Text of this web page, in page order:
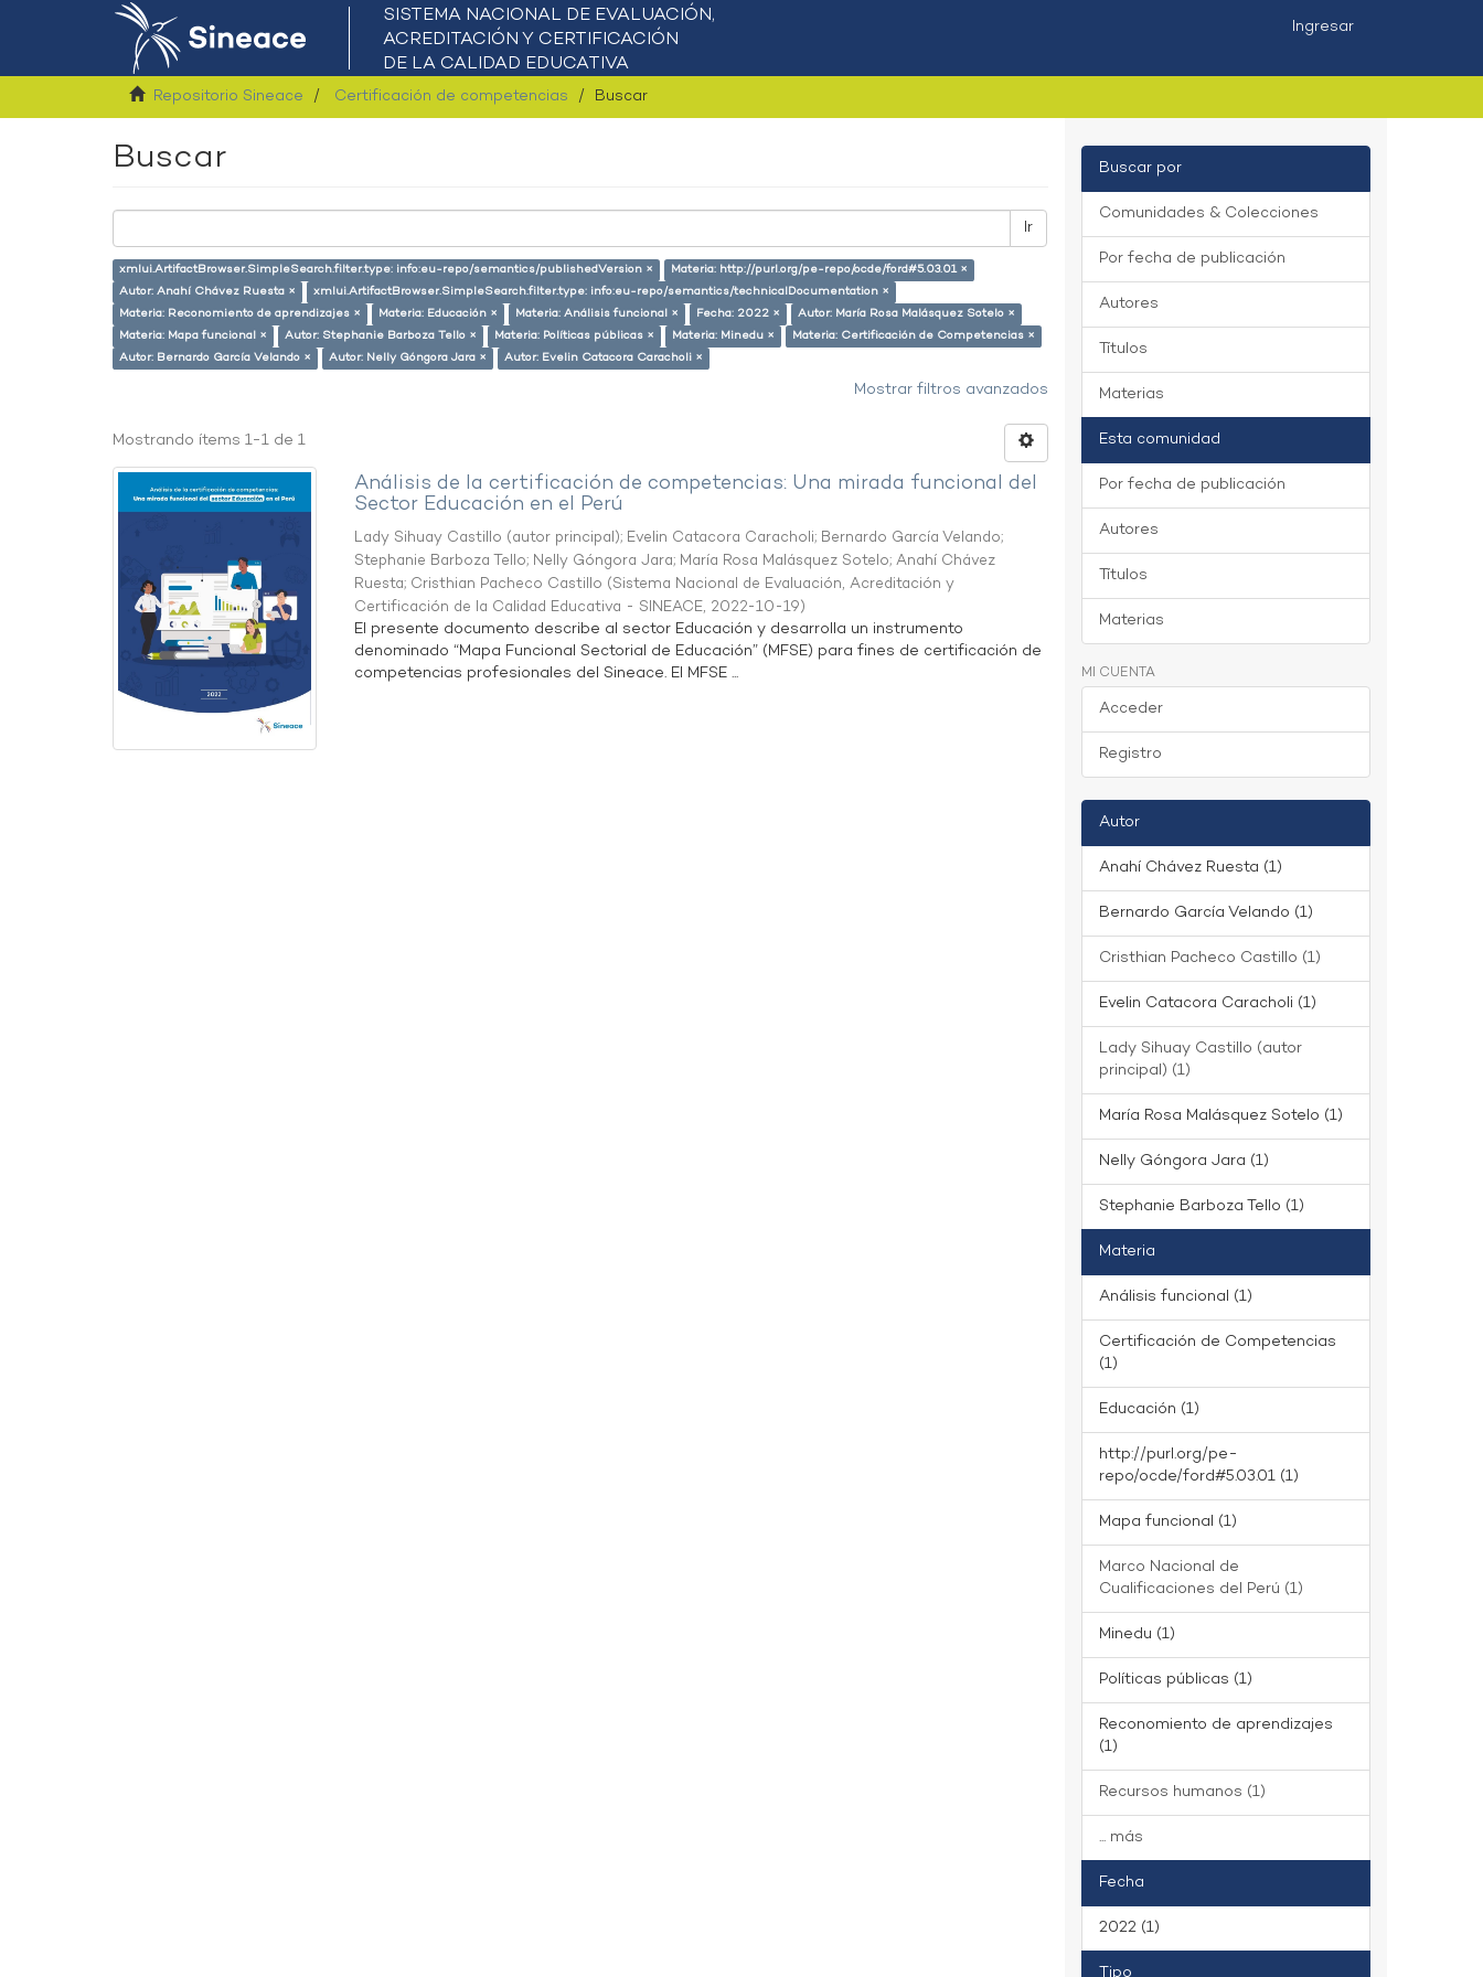
Ingresar
Repositorio Sineace Certificación de competencias Buscar
Buscar
Ir
xmlui.ArtifactBrowser.SimpleSearch.filter.type: info:eu-repo/semantics/publishedVersion ×
Materia: http://purl.org/pe-repo/ocde/ford#5.03.01 ×
Autor: Anahí Chávez Ruesta ×
xmlui.ArtifactBrowser.SimpleSearch.filter.type: info:eu-repo/semantics/technicalDocumentation ×
Materia: Reconomiento de aprendizajes ×
Materia: Educación × Materia: Análisis funcional × Fecha: 2022 ×
Autor: María Rosa Malásquez Sotelo ×
Materia: Mapa funcional ×
Autor: Stephanie Barboza Tello × Materia: Políticas públicas × Materia: Minedu ×
Materia: Certificación de Competencias ×
Autor: Bernardo García Velando ×
Autor: Nelly Góngora Jara × Autor: Evelin Catacora Caracholi ×
Mostrar filtros avanzados
Mostrando ítems 1-1 de 1
Análisis de la certificación de competencias: Una mirada funcional del
Sector Educación en el Perú
Lady Sihuay Castillo (autor principal); Evelin Catacora Caracholi; Bernardo García Velando;
Stephanie Barboza Tello; Nelly Góngora Jara; María Rosa Malásquez Sotelo;Anahí Chávez
Ruesta; Cristhian Pacheco Castillo (Sistema Nacional de Evaluación, Acreditación y
Certificación de la Calidad Educativa - SINEACE, 2022-10-19)
El presente documento describe al sector Educación y desarrolla un instrumento
denominado “Mapa Funcional Sectorial de Educación” (MFSE) para fines de certificación de
competencias profesionales del Sineace. El MFSE ...
Buscar por
Comunidades & Colecciones
Por fecha de publicación
Autores
Títulos
Materias
Esta comunidad
Por fecha de publicación
Autores
Títulos
Materias
MI CUENTA
Acceder
Registro
Autor
Anahí Chávez Ruesta (1)
Bernardo García Velando (1)
Cristhian Pacheco Castillo (1)
Evelin Catacora Caracholi (1)
Lady Sihuay Castillo (autor
principal) (1)
María Rosa Malásquez Sotelo (1)
Nelly Góngora Jara (1)
Stephanie Barboza Tello (1)
Materia
Análisis funcional (1)
Certificación de Competencias
(1)
Educación (1)
http://purl.org/pe-
repo/ocde/ford#5.03.01 (1)
Mapa funcional (1)
Marco Nacional de
Cualificaciones del Perú (1)
Minedu (1)
Políticas públicas (1)
Reconomiento de aprendizajes
(1)
Recursos humanos (1)
... más
Fecha
2022 (1)